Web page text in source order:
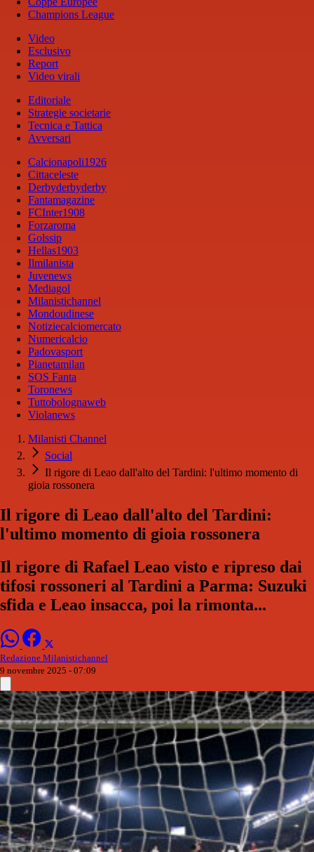
Champions League
Video
Esclusivo
Report
Video virali
Editoriale
Strategie societarie
Tecnica e Tattica
Avversari
Calcionapoli1926
Cittaceleste
Derbyderbyderby
Fantamagazine
FCInter1908
Forzaroma
Golssip
Hellas1903
Ilmilanista
Juvenews
Mediagol
Milanistichannel
Mondoudinese
Notiziecalciomercato
Numericalcio
Padovasport
Pianetamilan
SOS Fanta
Toronews
Tuttobolognaweb
Violanews
Milanisti Channel
Social
Il rigore di Leao dall'alto del Tardini: l'ultimo momento di
gioia rossonera
Il rigore di Leao dall'alto del Tardini:
l'ultimo momento di gioia rossonera
Il rigore di Rafael Leao visto e ripreso dai
tifosi rossoneri al Tardini a Parma: Suzuki
sfida e Leao insacca, poi la rimonta...
Redazione Milanistichannel
9 novembre 2025 - 07:09